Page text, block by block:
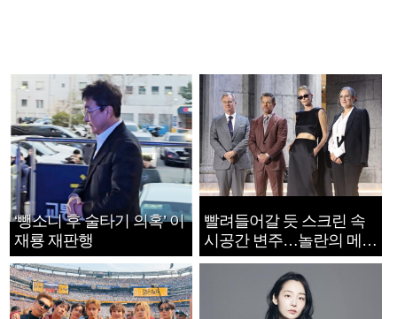
‘뺑소니 후 술타기 의혹’ 이
재룡 재판행
빨려들어갈 듯 스크린 속
시공간 변주…놀란의 메시
지는 ‘전쟁 속죄’